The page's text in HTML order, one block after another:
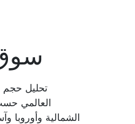
تحليل حجم
العالمي
الشمالية وأوروبا